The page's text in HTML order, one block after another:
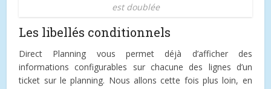
est doublée
Les libellés conditionnels
Direct Planning vous permet déjà d’afficher des
informations configurables sur chacune des lignes d’un
ticket sur le planning. Nous allons cette fois plus loin, en